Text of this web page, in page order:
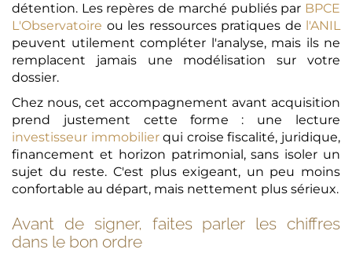
détention. Les repères de marché publiés par BPCE
L'Observatoire ou les ressources pratiques de l'ANIL
peuvent utilement compléter l'analyse, mais ils ne
remplacent jamais une modélisation sur votre
dossier.
Chez nous, cet accompagnement avant acquisition
prend justement cette forme : une lecture
investisseur immobilierqui croise fiscalité, juridique,
financement et horizon patrimonial, sans isoler un
sujet du reste. C'est plus exigeant, un peu moins
confortable au départ, mais nettement plus sérieux.
Avant de signer, faites parler les chiffres
dans le bon ordre